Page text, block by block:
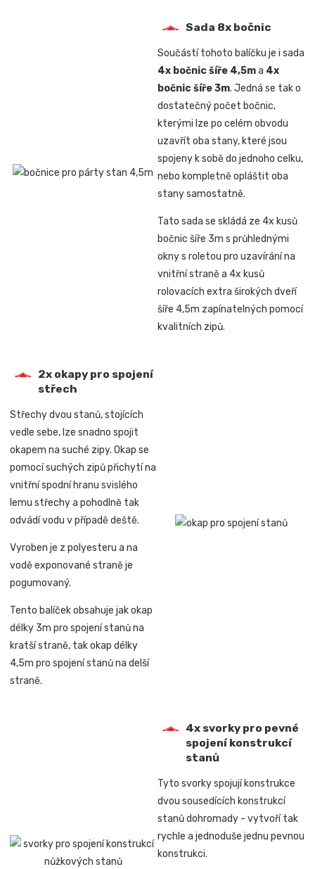
Sada 8x bočnic
Součástí tohoto balíčku je i sada
4x bočnic šíře 4,5ma 4x
bočnic šíře 3m. Jedná se tak o
dostatečný počet bočnic,
kterými lze po celém obvodu
uzavřít oba stany, které jsou
spojeny k sobě do jednoho celku,
nebo kompletně opláštit oba
stany samostatně.
Tato sada se skládá ze 4x kusů
bočnic šíře 3m s průhlednými
okny s roletou pro uzavírání na
vnitřní straně a 4x kusů
rolovacích extra širokých dveří
šíře 4,5m zapínatelných pomocí
kvalitních zipů.
2x okapy pro spojení
střech
Střechy dvou stanů, stojících
vedle sebe, lze snadno spojit
okapem na suché zipy. Okap se
pomocí suchých zipů přichytí na
vnitřní spodní hranu svislého
lemu střechy a pohodlně tak
odvádí vodu v případě deště.
Vyroben je z polyesteru a na
vodě exponované straně je
pogumovaný.
Tento balíček obsahuje jak okap
délky 3m pro spojení stanů na
kratší straně, tak okap délky
4,5m pro spojení stanů na delší
straně.
4x svorky pro pevné
spojení konstrukcí
stanů
Tyto svorky spojují konstrukce
dvou sousedících konstrukcí
stanů dohromady - vytvoří tak
rychle a jednoduše jednu pevnou
konstrukci.